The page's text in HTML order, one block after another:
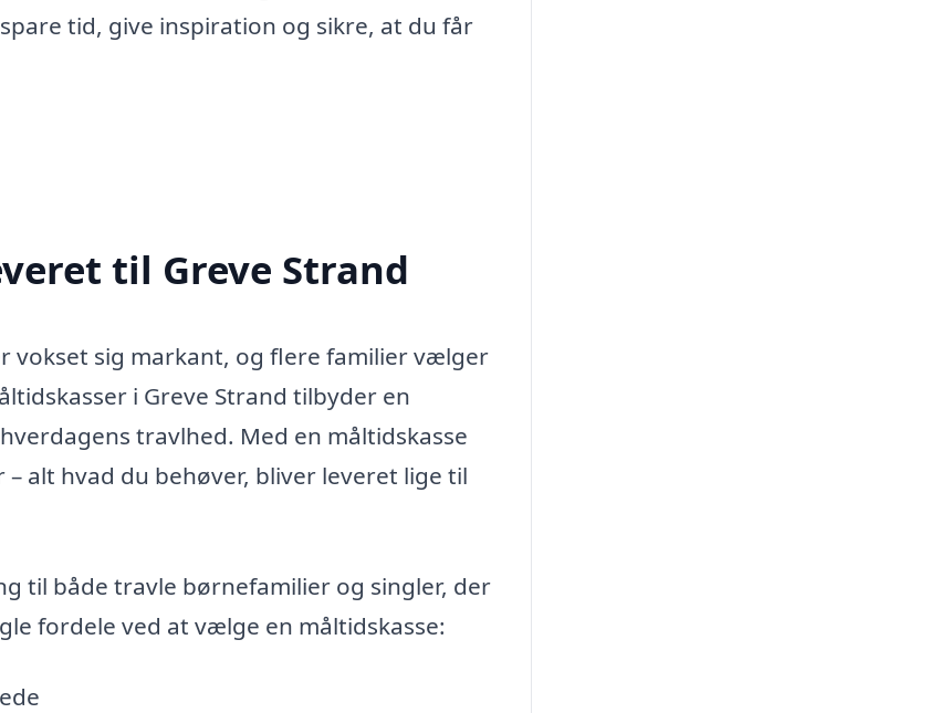
tid, give inspiration og sikre, at du får
til Greve Strand
vokset sig markant, og flere familier vælger
i Greve Strand tilbyder en
travlhed. Med en måltidskasse
alt hvad du behøver, bliver leveret lige til
til både travle børnefamilier og singler, der
fordele ved at vælge en måltidskasse: